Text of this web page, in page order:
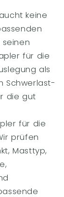
keine
für die
als
Schwerlast-
die gut
für die
prüfen
Masttyp,